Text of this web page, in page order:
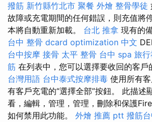
撥筋 新竹縣竹北市 聚餐 外燴 整骨學徒
故障或充電期間的任何錯誤，則充值將
本將自動重新加載。 台北 推拿 現有的
台中 整骨 dcard optimization 中文
台中按摩 接骨 太平 整骨 台中 spa 旅
筋 在列表中，您可以選擇要收回的客戶
台灣用語 台中泰式按摩排毒 使用所有
有客戶充電的“選擇全部”按鈕。 此描述
看，編輯，管理，管理，刪除和保護
如何禁用此功能。 外燴 推薦 ptt 撥筋台